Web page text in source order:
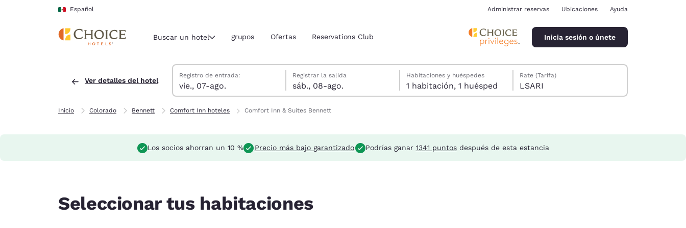
Pasar A Contenido Principal
Español
Región y ubicación actuales
Español
América Latina
Português English
Administrar reservas Ubicaciones Ayuda
Buscar un hotel grupos Ofertas Reservations Club Inicia sesión o únete
Ver detalles del hotel
Buscar hoteles
viernes, 7 de agosto
Registro de entrada:
vie., 07-ago.
sábado, 8 de agosto
Registrar la salida
sáb., 08-ago.
sábado, 8 de agosto fecha de check-out seleccionada
viernes, 7 de agosto fecha de check-in seleccionada
Habitaciones y huéspedes
1 habitación, 1 huésped
Rate (Tarifa)
LSARI
Inicio Colorado Bennett Comfort Inn hoteles Comfort Inn & Suites Bennett
Los socios ahorran un 10 % Precio más bajo garantizado Podrías ganar 1341 puntosdespués de esta estancia
Seleccionar tus habitaciones